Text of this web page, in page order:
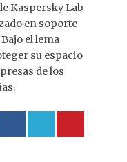
Kaspersky Lab
en soporte
el lema
su espacio
de los